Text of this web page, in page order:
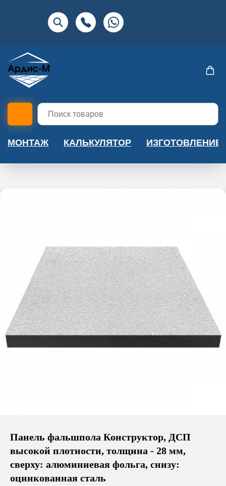
МОНТАЖ КАЛЬКУЛЯТОР ИЗГОТОВЛЕНИЕ
Панель фальшпола Конструктор, ДСП
высокой плотности, толщина - 28 мм,
сверху: алюминиевая фольга, снизу:
оцинкованная сталь